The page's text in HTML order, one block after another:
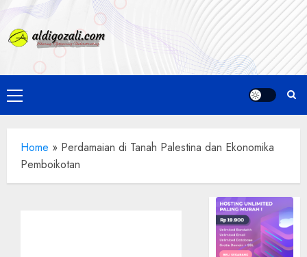
Skip
content
Primary
Menu
Home » Perdamaian di Tanah Palestina dan Ekonomika
Pemboikotan